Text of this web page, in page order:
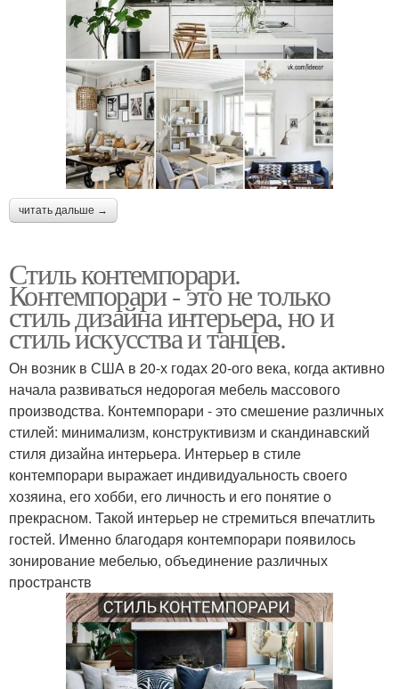
читать дальше →
Стиль контемпорари.
Контемпорари - это не только
стиль дизайна интерьера, но и
стиль искусства и танцев.
Он возник в США в 20-х годах 20-ого века, когда активно
начала развиваться недорогая мебель массового
производства. Контемпорари - это смешение различных
стилей: минимализм, конструктивизм и скандинавский
стиля дизайна интерьера. Интерьер в стиле
контемпорари выражает индивидуальность своего
хозяина, его хобби, его личность и его понятие о
прекрасном. Такой интерьер не стремиться впечатлить
гостей. Именно благодаря контемпорари появилось
зонирование мебелью, объединение различных
пространств